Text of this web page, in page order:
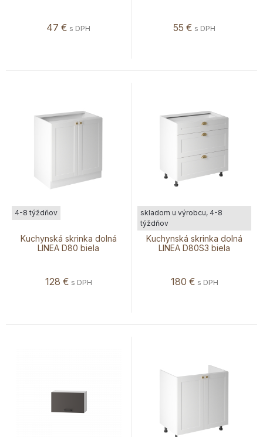
47 € s DPH 55 € s DPH
Kuchynská skrinka dolná
LINEA D80 biela
4-8 týždňov
128 € s DPH
Kuchynská skrinka dolná
LINEA D80S3 biela
skladom u výrobcu, 4-8
týždňov
180 € s DPH